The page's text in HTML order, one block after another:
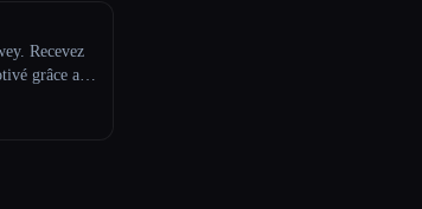
Recevez
grâce aux
votre ami